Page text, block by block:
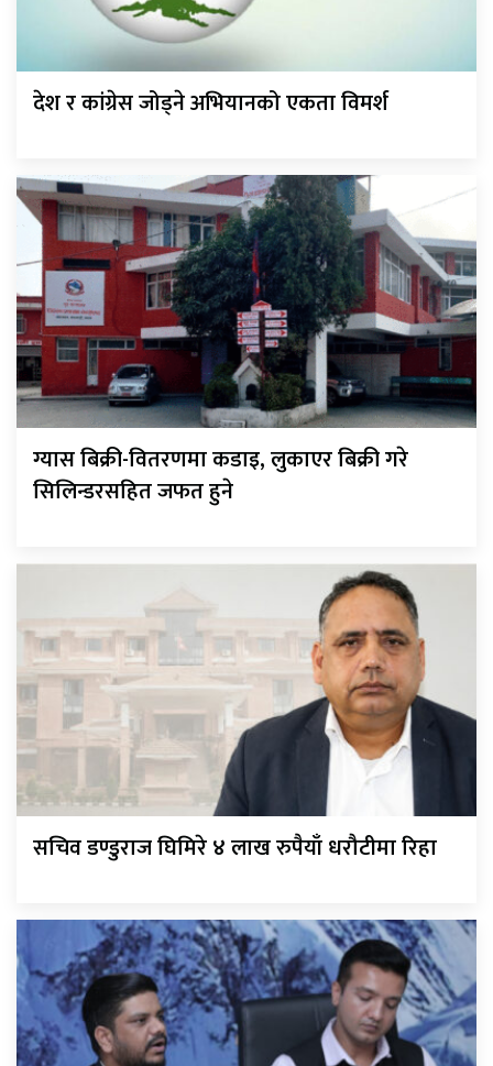
देश र कांग्रेस जोड्ने अभियानको एकता विमर्श
ग्यास बिक्री-वितरणमा कडाइ, लुकाएर बिक्री गरे
सिलिन्डरसहित जफत हुने
सचिव डण्डुराज घिमिरे ४ लाख रुपैयाँ धरौटीमा रिहा